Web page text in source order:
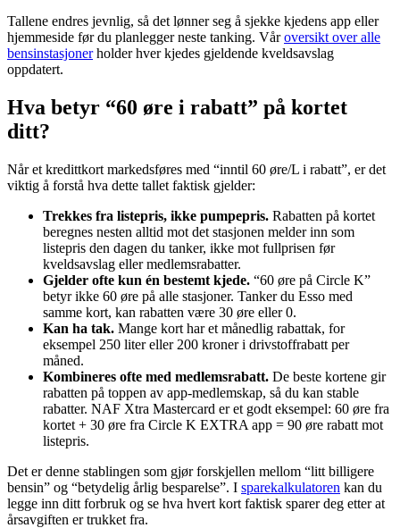
Tallene endres jevnlig, så det lønner seg å sjekke kjedens app eller
hjemmeside før du planlegger neste tanking. Våroversikt over alle
bensinstasjonerholder hver kjedes gjeldende kveldsavslag
oppdatert.
Hva betyr “60 øre i rabatt” på kortet
ditt?
Når et kredittkort markedsføres med “inntil 60 øre/L i rabatt”, er det
viktig å forstå hva dette tallet faktisk gjelder:
Trekkes fra listepris, ikke pumpepris. Rabatten på kortet
beregnes nesten alltid mot det stasjonen melder inn som
listepris den dagen du tanker, ikke mot fullprisen før
kveldsavslag eller medlemsrabatter.
Gjelder ofte kun én bestemt kjede. “60 øre på Circle K”
betyr ikke 60 øre på alle stasjoner. Tanker du Esso med
samme kort, kan rabatten være 30 øre eller 0.
Kan ha tak. Mange kort har et månedlig rabattak, for
eksempel 250 liter eller 200 kroner i drivstoffrabatt per
måned.
Kombineres ofte med medlemsrabatt. De beste kortene gir
rabatten på toppen av app-medlemskap, så du kan stable
rabatter. NAF Xtra Mastercard er et godt eksempel: 60 øre fra
kortet + 30 øre fra Circle K EXTRA app = 90 øre rabatt mot
listepris.
Det er denne stablingen som gjør forskjellen mellom “litt billigere
bensin” og “betydelig årlig besparelse”. I sparekalkulatoren kan du
legge inn ditt forbruk og se hva hvert kort faktisk sparer deg etter at
årsavgiften er trukket fra.